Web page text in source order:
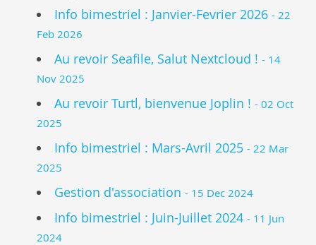
Info bimestriel : Janvier-Fevrier 2026 - 22
Feb 2026
Au revoir Seafile, Salut Nextcloud ! - 14
Nov 2025
Au revoir Turtl, bienvenue Joplin ! - 02 Oct
2025
Info bimestriel : Mars-Avril 2025 - 22 Mar
2025
Gestion d'association - 15 Dec 2024
Info bimestriel : Juin-Juillet 2024 - 11 Jun
2024